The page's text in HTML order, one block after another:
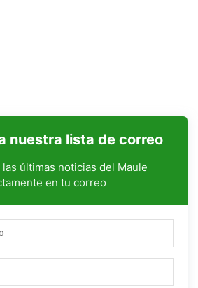
nuestra lista de correo
últimas noticias del Maule
en tu correo